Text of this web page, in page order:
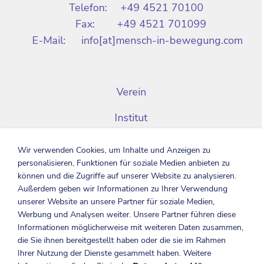
Telefon:
+49 4521 70100
Fax:
+49 4521 701099
E-Mail:
info[at]mensch-in-bewegung.com
Verein
Institut
Aktuelles
Partner
Stellenangebote
Kontakt
Impressum
Wir verwenden Cookies, um Inhalte und Anzeigen zu
personalisieren, Funktionen für soziale Medien anbieten zu
können und die Zugriffe auf unserer Website zu analysieren.
Außerdem geben wir Informationen zu Ihrer Verwendung
unserer Website an unsere Partner für soziale Medien,
Werbung und Analysen weiter. Unsere Partner führen diese
Informationen möglicherweise mit weiteren Daten zusammen,
die Sie ihnen bereitgestellt haben oder die sie im Rahmen
Ihrer Nutzung der Dienste gesammelt haben. Weitere